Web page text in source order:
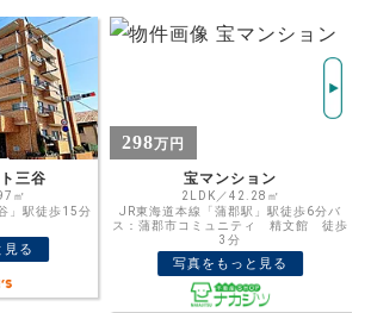
年
万円
㎡・6階
格：2016
ために査定額や希望売却価
て活用するのもおすすめ◎
残債
万円
ン
㎡
駅徒歩6分バ
見る
1,990 万円
ピュアライフ中央本町
3LDK／77.99㎡
JR東海道本線「蒲郡」駅徒歩12分
写真をもっと見る